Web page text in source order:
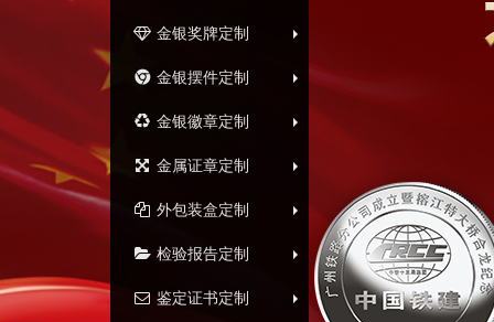
金银奖牌定制
金银摆件定制
金银徽章定制
金属证章定制
外包装盒定制
检验报告定制
鉴定证书定制